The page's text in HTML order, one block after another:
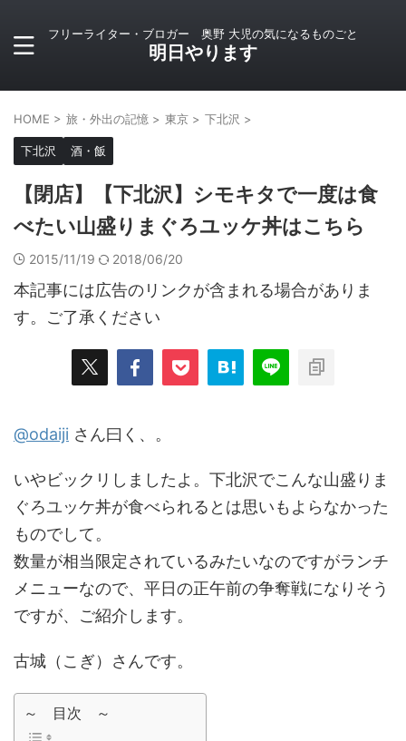
フリーライター・ブロガー 奥野 大児の気になるものごと
明日やります
HOME > 旅・外出の記憶 > 東京 > 下北沢 >
下北沢 酒・飯
【閉店】【下北沢】シモキタで一度は食
べたい山盛りまぐろユッケ丼はこちら
2015/11/19 2018/06/20
本記事には広告のリンクが含まれる場合がありま
す。ご了承ください
@odaiji さん曰く、。
いやビックリしましたよ。下北沢でこんな山盛りま
ぐろユッケ丼が食べられるとは思いもよらなかった
ものでして。
数量が相当限定されているみたいなのですがランチ
メニューなので、平日の正午前の争奪戦になりそう
ですが、ご紹介します。
古城（こぎ）さんです。
～ 目次 ～